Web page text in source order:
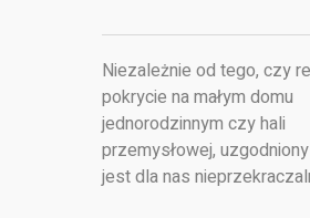
Niezależnie od tego, czy
pokrycie na małym domu
jednorodzinnym czy hali
przemysłowej,
jest dla nas